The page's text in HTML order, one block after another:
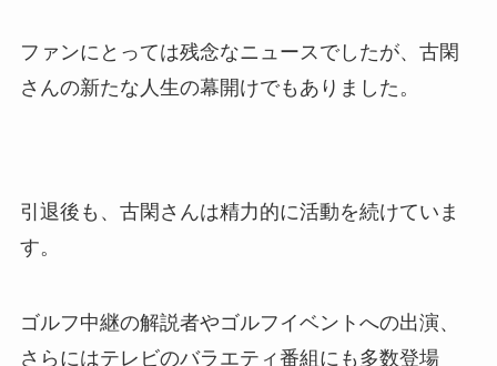
ファンにとっては残念なニュースでしたが、古閑
さんの新たな人生の幕開けでもありました。
引退後も、古閑さんは精力的に活動を続けていま
す。
ゴルフ中継の解説者やゴルフイベントへの出演、
さらにはテレビのバラエティ番組にも多数登場